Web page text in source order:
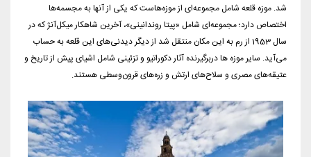
شد. موزه قلعه شامل مجموعه‌ای از موزه‌هاست که یکی از آنها به مجسمه‌ها
اختصاص دارد؛ مجموعه‌ای شامل «پیتا روندانینی»، آخرین شاهکار میکل‌آنژ که در
سال 1953 از رم به این مکان منتقل شد از دیگر دیدنی‌های این قلعه به حساب
می‌آید. سایر موزه ها دربرگیرنده آثار دکوراتیو و تزئینی شامل اشیای پیش از تاریخ و
عتیقه‌های مصری و سلاح‌های ارتش و زره‌های قرون‌وسطی هستند.